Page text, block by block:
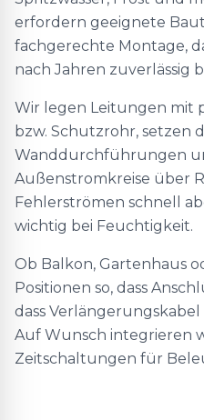
erfordern geeignete
fachgerechte Montage,
nach Jahren zuverlässig
Wir legen Leitungen mit
bzw. Schutzrohr, setzen
Wanddurchführungen
Außenstromkreise über
Fehlerströmen schnell
wichtig bei Feuchtigkeit.
Ob Balkon, Gartenhaus
Positionen so, dass
dass
Auf Wunsch integrieren
Zeitschaltungen für